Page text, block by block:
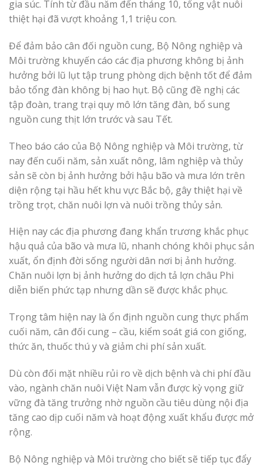
gia súc. Tính từ đầu năm đến tháng 10, tổng vật nuôi
thiệt hại đã vượt khoảng 1,1 triệu con.
Để đảm bảo cân đối nguồn cung, Bộ Nông nghiệp và
Môi trường khuyến cáo các địa phương không bị ảnh
hưởng bởi lũ lụt tập trung phòng dịch bệnh tốt để đảm
bảo tổng đàn không bị hao hụt. Bộ cũng đề nghị các
tập đoàn, trang trại quy mô lớn tăng đàn, bổ sung
nguồn cung thịt lớn trước và sau Tết.
Theo báo cáo của Bộ Nông nghiệp và Môi trường, từ
nay đến cuối năm, sản xuất nông, lâm nghiệp và thủy
sản sẽ còn bị ảnh hưởng bởi hậu bão và mưa lớn trên
diện rộng tại hầu hết khu vực Bắc bộ, gây thiệt hại về
trồng trọt, chăn nuôi lợn và nuôi trồng thủy sản.
Hiện nay các địa phương đang khẩn trương khắc phục
hậu quả của bão và mưa lũ, nhanh chóng khôi phục sản
xuất, ổn định đời sống người dân nơi bị ảnh hưởng.
Chăn nuôi lợn bị ảnh hưởng do dịch tả lợn châu Phi
diễn biến phức tạp nhưng dần sẽ được khắc phục.
Trọng tâm hiện nay là ổn định nguồn cung thực phẩm
cuối năm, cân đối cung – cầu, kiểm soát giá con giống,
thức ăn, thuốc thú y và giảm chi phí sản xuất.
Dù còn đối mặt nhiều rủi ro về dịch bệnh và chi phí đầu
vào, ngành chăn nuôi Việt Nam vẫn được kỳ vọng giữ
vững đà tăng trưởng nhờ nguồn cầu tiêu dùng nội địa
tăng cao dịp cuối năm và hoạt động xuất khẩu được mở
rộng.
Bộ Nông nghiệp và Môi trường cho biết sẽ tiếp tục đẩy